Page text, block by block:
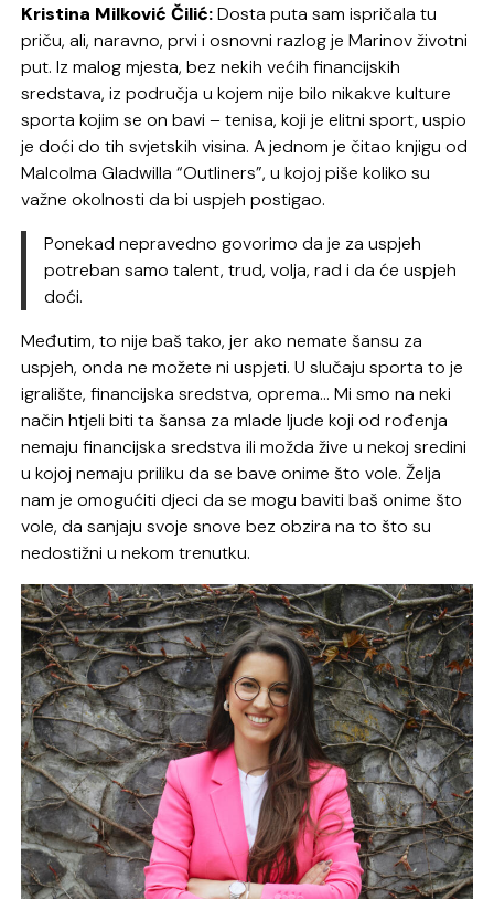
Kristina Milković Čilić:Dosta puta sam ispričala tu
priču, ali, naravno, prvi i osnovni razlog je Marinov životni
put. Iz malog mjesta, bez nekih većih financijskih
sredstava, iz područja u kojem nije bilo nikakve kulture
sporta kojim se on bavi – tenisa, koji je elitni sport, uspio
je doći do tih svjetskih visina. A jednom je čitao knjigu od
Malcolma Gladwilla “Outliners”, u kojoj piše koliko su
važne okolnosti da bi uspjeh postigao.
Ponekad nepravedno govorimo da je za uspjeh
potreban samo talent, trud, volja, rad i da će uspjeh
doći.
Međutim, to nije baš tako, jer ako nemate šansu za
uspjeh, onda ne možete ni uspjeti. U slučaju sporta to je
igralište, financijska sredstva, oprema… Mi smo na neki
način htjeli biti ta šansa za mlade ljude koji od rođenja
nemaju financijska sredstva ili možda žive u nekoj sredini
u kojoj nemaju priliku da se bave onime što vole. Želja
nam je omogućiti djeci da se mogu baviti baš onime što
vole, da sanjaju svoje snove bez obzira na to što su
nedostižni u nekom trenutku.